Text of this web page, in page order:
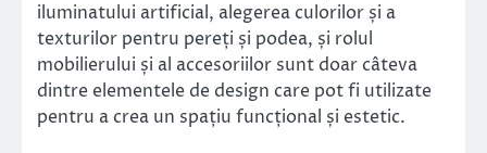
iluminatului artificial, alegerea culorilor și a
texturilor pentru pereți și podea, și rolul
mobilierului și al accesoriilor sunt doar câteva
dintre elementele de design care pot fi utilizate
pentru a crea un spațiu funcțional și estetic.